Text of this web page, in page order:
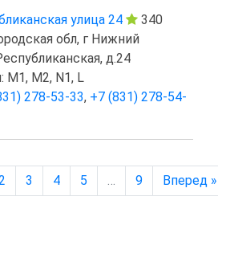
улица 24
340
обл, г Нижний
д.24
M1, M2, N1, L
278-53-33, +7 (831) 278-54-
3 4 5 … 9 Вперед »